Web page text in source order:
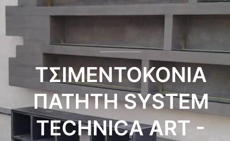
ΤΣΙΜΕΝΤΟΚΟΝΊΑ
ΠΑΤΗΤΉ SYSTEM
TECHNICA ART -